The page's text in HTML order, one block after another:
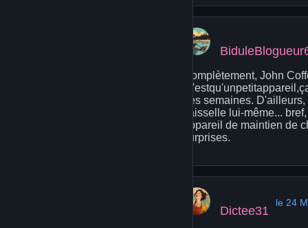
Complètement, John
des semaines.
vaisselle lui-même...
appareil de maintien de
surprises.
Dictee31
le 24